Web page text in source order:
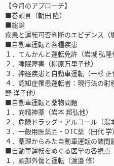
【今月のアプローチ】
■巻頭言（朝田 隆）
■総論
疾患と運転可否判断のエビデンス（
■自動車運転と各種疾患
１．てんかんと運転免許（岩城 弘隆
２．睡眠障害（柳原万里子他）
３．神経疾患と自動車運転（一杉 正
４．認知症罹患運転者：現行法の
野 洋子他）
■自動車運転と薬物問題
１．向精神薬（岩本 邦弘他）
２．危険ドラッグ・アルコール（湯
３．一般用医薬品・OTC薬（田代 学）
４．薬理からみた自動車運転の諸問
■自動車運転をめぐる医学の各視点
１．頭部外傷と運転（渡邉 修）